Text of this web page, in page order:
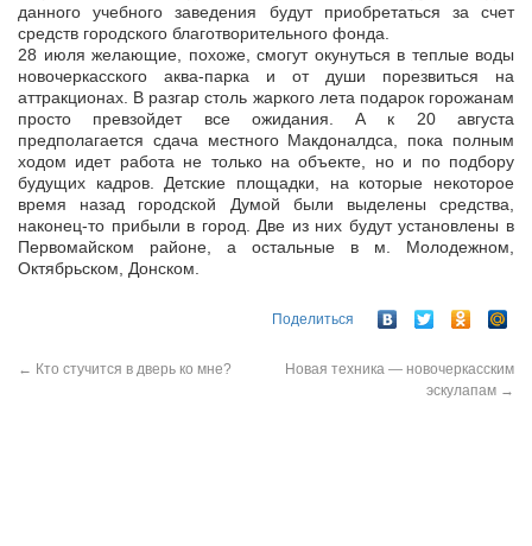
данного учебного заведения будут приобретаться за счет
средств городского благотворительного фонда.
28 июля желающие, похоже, смогут окунуться в теплые воды
новочеркасского аква-парка и от души порезвиться на
аттракционах. В разгар столь жаркого лета подарок горожанам
просто превзойдет все ожидания. А к 20 августа
предполагается сдача местного Макдоналдса, пока полным
ходом идет работа не только на объекте, но и по подбору
будущих кадров. Детские площадки, на которые некоторое
время назад городской Думой были выделены средства,
наконец-то прибыли в город. Две из них будут установлены в
Первомайском районе, а остальные в м. Молодежном,
Октябрьском, Донском.
Поделиться
← Кто стучится в дверь ко мне?
Новая техника — новочеркасским
эскулапам →